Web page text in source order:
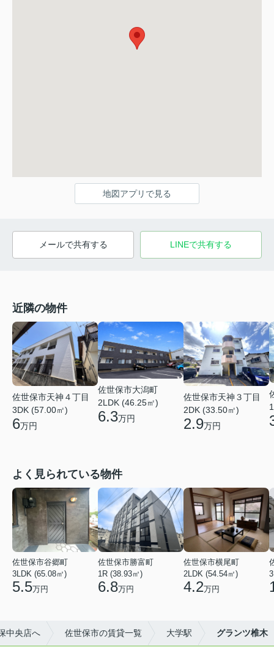
地図アプリで見る
メールで共有する LINEで共有する
近隣の物件
佐世保市天神４丁目
3DK (57.00㎡)
6万円
佐世保市大潟町
2LDK (46.25㎡)
6.3万円
佐世保市天神３丁目
2DK (33.50㎡)
2.9万円
よく見られている物件
佐世保市谷郷町
3LDK (65.08㎡)
5.5万円
佐世保市勝富町
1R (38.93㎡)
6.8万円
佐世保市横尾町
2LDK (54.54㎡)
4.2万円
中央店へ 佐世保市の賃貸一覧 大学駅 グランツ椎木